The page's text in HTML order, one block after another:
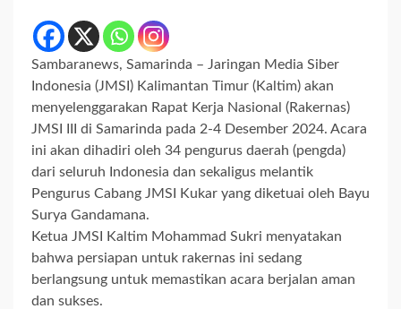
Sambaranews, Samarinda – Jaringan Media Siber
Indonesia (JMSI) Kalimantan Timur (Kaltim) akan
menyelenggarakan Rapat Kerja Nasional (Rakernas)
JMSI III di Samarinda pada 2-4 Desember 2024. Acara
ini akan dihadiri oleh 34 pengurus daerah (pengda)
dari seluruh Indonesia dan sekaligus melantik
Pengurus Cabang JMSI Kukar yang diketuai oleh Bayu
Surya Gandamana.
Ketua JMSI Kaltim Mohammad Sukri menyatakan
bahwa persiapan untuk rakernas ini sedang
berlangsung untuk memastikan acara berjalan aman
dan sukses.